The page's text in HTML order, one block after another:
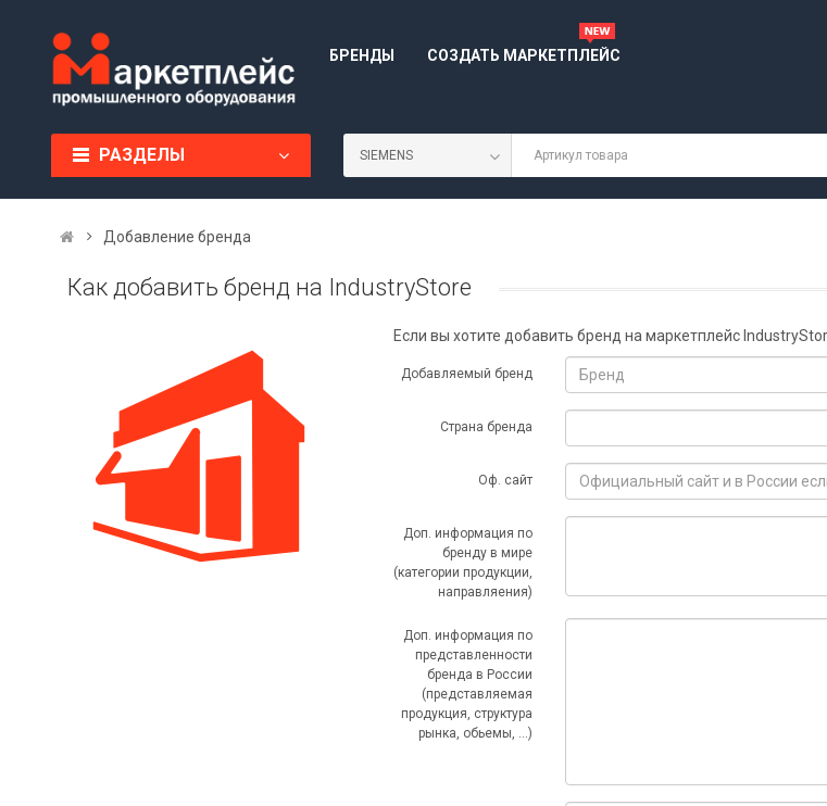
БРЕНДЫ СОЗДАТЬ МАРКЕТПЛЕЙС
РАЗДЕЛЫ
Добавление бренда
Как добавить бренд на IndustryStore
Если вы хотите добавить бренд на маркетплейс
Добавляемый бренд
Страна бренда
Оф. сайт
Доп. информация по
бренду в мире
(категории продукции,
направляения)
Доп. информация по
представленности
бренда в России
(представляемая
продукция, структура
рынка, обьемы, ...)